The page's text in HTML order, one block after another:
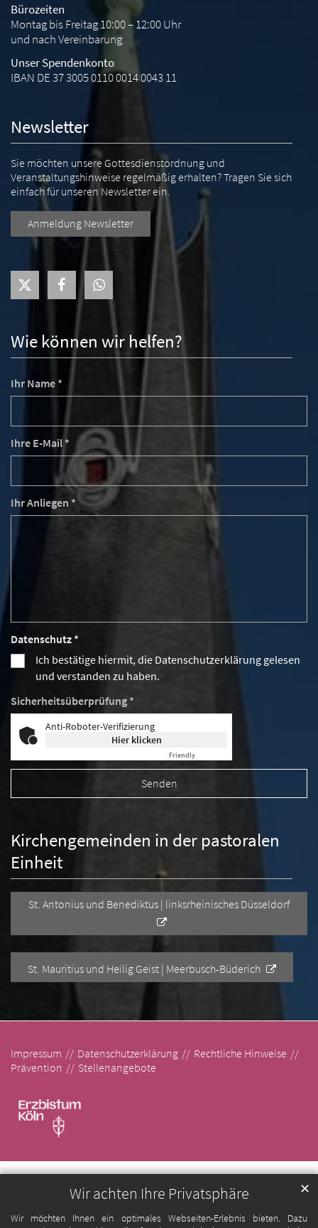
Wir achten Ihre Privatsphäre
Wir möchten Ihnen ein optimales Webseiten-Erlebnis bieten. Dazu
✕
Wie können wir helfen?
Ihr Name *
Ihre E-Mail *
Ihr Anliegen *
Datenschutz *
Ich bestätige hiermit, die Datenschutzerklärung gelesen
und verstanden zu haben.
Sicherheitsüberprüfung *
Anti-Roboter-Verifizierung
Hier klicken
Friendly
Kirchengemeinden in der pastoralen
Einheit
St. Antonius und Benediktus | linksrheinisches Düsseldorf
St. Mauritius und Heilig Geist | Meerbusch-Büderich
Bürozeiten
Montag bis Freitag 10:00 – 12:00 Uhr
und nach Vereinbarung
Unser Spendenkonto
IBAN DE 37 3005 0110 0014 0043 11
Newsletter
Sie möchten unsere Gottesdienstordnung und
Veranstaltungshinweise regelmäßig erhalten? Tragen Sie sich
einfach für unseren Newsletter ein.
Anmeldung Newsletter
Impressum Datenschutzerklärung
Rechtliche Hinweise
Prävention
Stellenangebote